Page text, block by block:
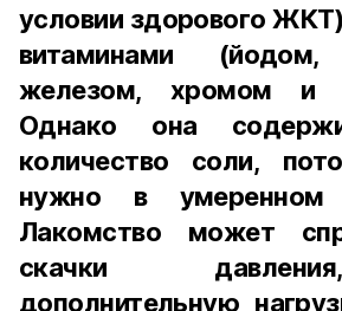
условии здорового
витаминами
железом, хромом и
Однако она
количество соли,
нужно в умеренном
Лакомство может
скачки
дополнительную